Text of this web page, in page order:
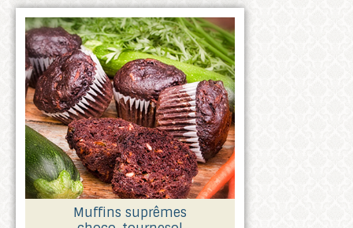
Muffins suprêmes